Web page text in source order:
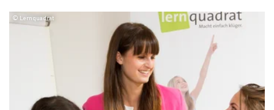
© Lernquadrat